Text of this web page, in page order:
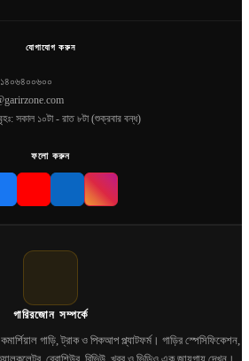
যোগাযোগ করুন
সকাল ১০টা - রাত ৮টা (শুক্রবার বন্ধ)
ফলো করুন
গারিরজোন সম্পর্কে
গাড়ি, ট্রাক ও পিকআপ প্ল্যাটফর্ম। গাড়ির স্পেসিফিকেশন,